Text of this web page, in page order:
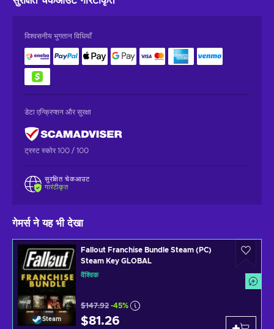
विश्वसनीय भुगतान विधियाँ
डेटा एन्क्रिप्शन और सुरक्षा
ट्रस्ट स्कोर 100 / 100
सुरक्षित चेकआउट
गारंटीकृत
गेमर्स ने यह भी देखा
Steam
Fallout Franchise Bundle Steam (PC)
Steam Key GLOBAL
वैश्विक
$147.92 -45%
$81.26